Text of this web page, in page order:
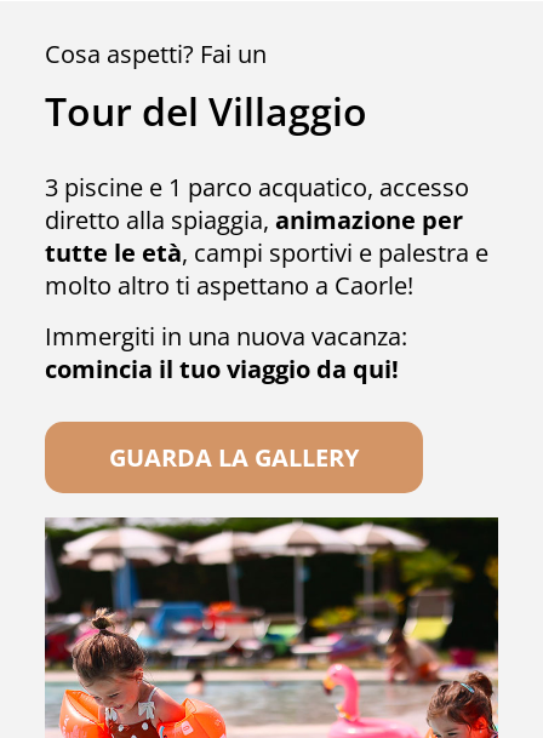
Cosa aspetti? Fai un
Tour del Villaggio
3 piscine e 1 parco acquatico, accesso
diretto alla spiaggia,animazione per
tutte le età, campi sportivi e palestra e
molto altro ti aspettano a Caorle!
Immergiti in una nuova vacanza:
comincia il tuo viaggio da qui!
GUARDA LA GALLERY